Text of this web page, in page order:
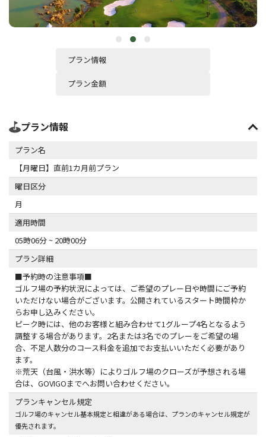
プラン情報
プラン金額
プラン情報
プラン名
【月曜日】直前1カ月前プラン
曜日区分
月
適用時間
05時06分 ~ 20時00分
プラン詳細
■予約時の注意事項■
ゴルフ場の予約状況によっては、ご希望のプレー日や時間にご予約
いただけない場合がございます。公開されているスタート時間枠か
らお申し込みください。
ピーク時には、他のお客様と組み合わせて1グループ4名となるよう
調整する場合があります。2名または3名でのプレーをご希望の場
合、不足人数分のコース料金を追加でお支払いいただく必要があり
ます。
※荒天（台風・洪水等）によりゴルフ場のクローズが予想される場
合は、GOVIGOまでへお問い合わせください。
プランキャンセル規定
ゴルフ場のキャンセル基本規定と相違がある場合は、プランのキャンセル規定が
優先されます。